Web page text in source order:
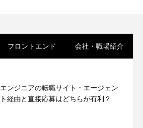
フロントエンド 会社・職場紹介
エンジニアの転職サイト・エージェン
ト経由と直接応募はどちらが有利？